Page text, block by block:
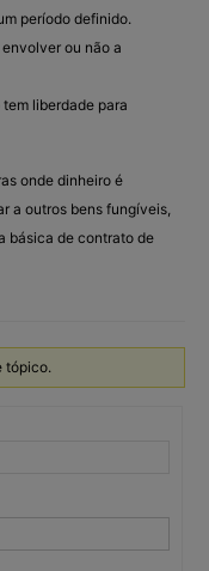
período definido.
envolver ou não a
liberdade para
onde dinheiro é
a outros bens fungíveis,
básica de contrato de
tópico.